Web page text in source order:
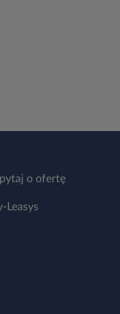
o ofertę
Leasys